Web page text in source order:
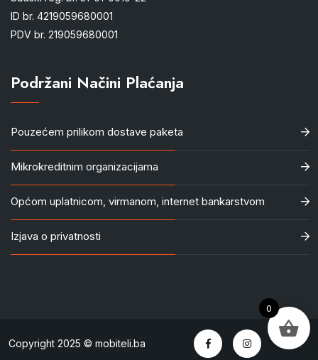
ID br. 4219059680001
PDV br. 219059680001
Podržani Načini Plaćanja
Pouzećem prilikom dostave paketa
Mikrokreditnim organizacijama
Općom uplatnicom, virmanom, internet bankarstvom
Izjava o privatnosti
Copyright 2025 © mobiteli.ba
0